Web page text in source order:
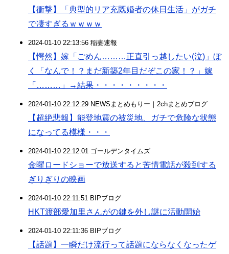
【衝撃】「典型的リア充既婚者の休日生活」がガチ
で凄すぎるｗｗｗｗ
2024-01-10 22:13:56 稲妻速報
【愕然】嫁「ごめん………正直引っ越したい(泣)」ぼ
く「なんで！？まだ新築2年目だぞこの家！？」嫁
「………」→結果・・・・・・・・・
2024-01-10 22:12:29 NEWSまとめもりー｜2chまとめブログ
【超絶悲報】能登地震の被災地、ガチで危険な状態
になってる模様・・・
2024-01-10 22:12:01 ゴールデンタイムズ
金曜ロードショーで放送すると苦情電話が殺到する
ぎりぎりの映画
2024-01-10 22:11:51 BIPブログ
HKT渡部愛加里さんがの鍵を外し謎に活動開始
2024-01-10 22:11:36 BIPブログ
【話題】一瞬だけ流行って話題にならなくなったゲ